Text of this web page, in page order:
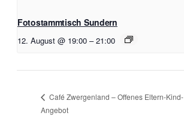
Fotostammtisch Sundern
12. August @ 19:00 – 21:00
Café Zwergenland – Offenes Eltern-Kind-
Angebot